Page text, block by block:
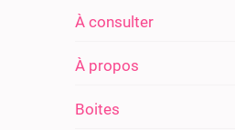
À consulter
À propos
Boites